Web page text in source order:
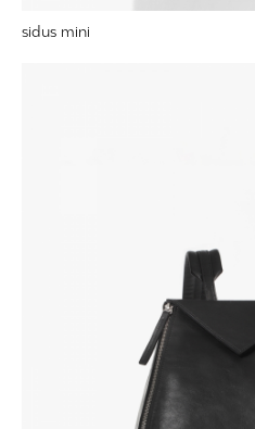
sidus mini